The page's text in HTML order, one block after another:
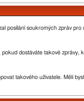
posílání soukromých zpráv
dostáváte takové
takového uživatele. Měli